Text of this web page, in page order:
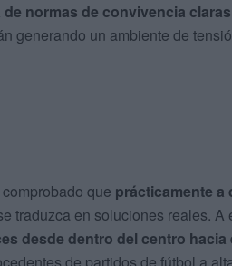
normas de convivencia
generando un ambiente de
que prácticamente a
traduzca en soluciones reales. A
desde dentro del centro